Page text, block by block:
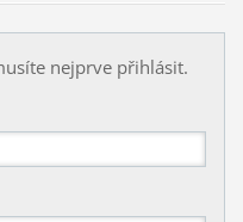
nejprve přihlásit.